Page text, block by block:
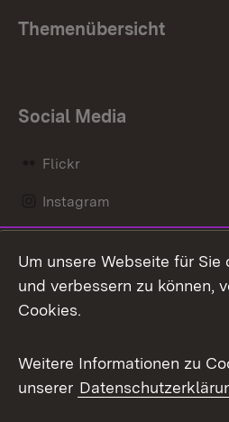
Themenübersicht
Social Media
Flickr
Instagram
Mastodon
Messenger
Social Wall
X / Twitter
Um unsere Webseite für
und verbessern zu können,
Cookies.
Weitere Informationen zu
unserer